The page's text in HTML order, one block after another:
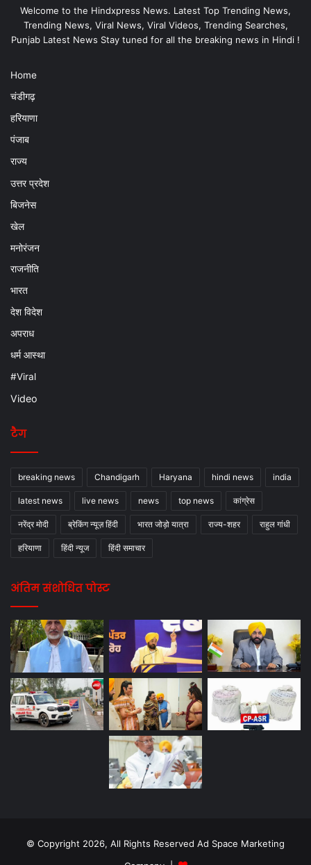
Welcome to the Hindxpress News. Latest Top Trending News,
Trending News, Viral News, Viral Videos, Trending Searches,
Punjab Latest News Stay tuned for all the breaking news in Hindi !
Home
चंडीगढ़
हरियाणा
पंजाब
राज्य
उत्तर प्रदेश
बिजनेस
खेल
मनोरंजन
राजनीति
भारत
देश विदेश
अपराध
धर्म आस्था
#Viral
Video
टैग
breaking news Chandigarh Haryana hindi news india
latest news live news news top news कांग्रेस
नरेंद्र मोदी ब्रेकिंग न्यूज़ हिंदी भारत जोड़ो यात्रा राज्य-शहर राहुल गांधी
हरियाणा हिंदी न्यूज हिंदी समाचार
अंतिम संशोधित पोस्ट
© Copyright 2026, All Rights Reserved Ad Space Marketing